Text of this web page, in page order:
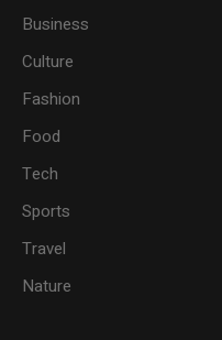
Business
Culture
Fashion
Food
Tech
Sports
Travel
Nature